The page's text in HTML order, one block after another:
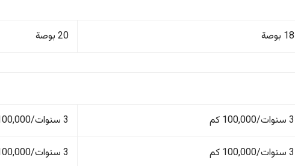
18 بوصة 20 بوصة
3 سنوات/100,000 كم 3 سنوات/100,000 كم
3 سنوات/100,000 كم 3 سنوات/100,000 كم